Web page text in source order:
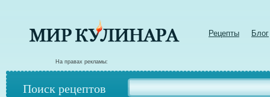
Рецепты Блог
На правах рекламы:
Поиск рецептов